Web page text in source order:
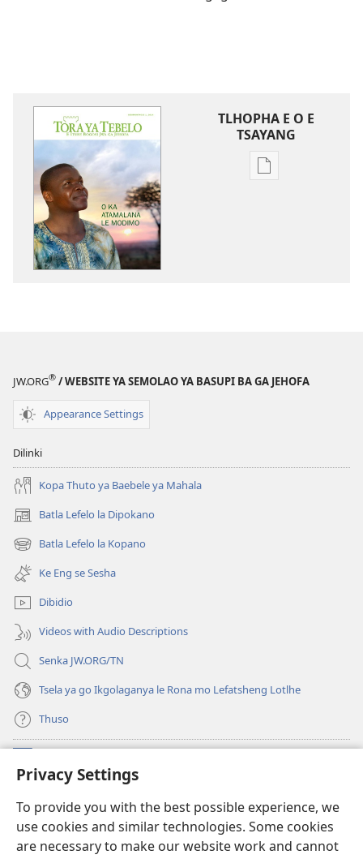
Privacy Settings
To provide you with the best possible experience, we
use cookies and similar technologies. Some cookies
are necessary to make our website work and cannot
TLHOPHA E O E
TSAYANG
Ditsela
ka
JW.ORG® / WEBSITE YA SEMOLAO YA BASUPI BA GA JEHOFA
Appearance Settings
Dilinki
Kopa Thuto ya Baebele ya Mahala
Batla Lefelo la Dipokano
(e
bula
tsebe
nngwe)
Batla Lefelo la Kopano
(e
bula
tsebe
e
nngwe)
Ke Eng se Sesha
Dibidio
Videos with Audio Descriptions
Senka JW.ORG/TN
Tsela ya go Ikgolaganya le Rona mo Lefatsheng Lotlhe
Thuso
(e
bula
nngwe)
LAEBORARI YA MO INTERNET
(e
bula
tsebe JW Hub
(e